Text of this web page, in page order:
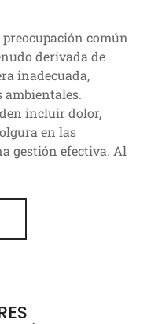
común
derivada de
inadecuada,
incluir dolor,
en las
gestión efectiva. Al